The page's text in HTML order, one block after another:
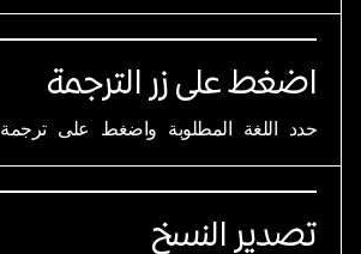
اضغط على زر الترجمة
حدد اللغة المطلوبة واضغط على ترجمة
تصدير النسخ